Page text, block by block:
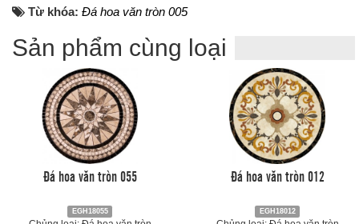
Từ khóa: Đá hoa văn tròn 005
Sản phẩm cùng loại
Đá hoa văn tròn 055
EGH18055
Đá hoa văn tròn 012
EGH18012